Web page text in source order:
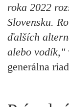
roka 2022
Slovensku.
ďalších
alebo vodík,"
generálna